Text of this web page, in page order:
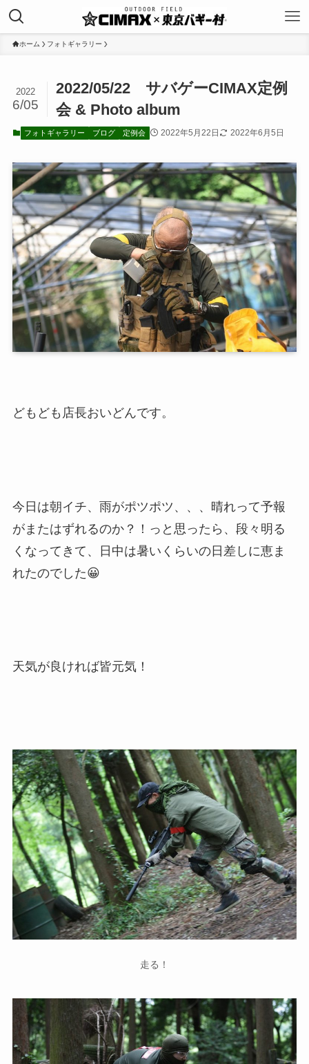
ホーム フォトギャラリー
2022/05/22 サバゲーCIMAX定例
会 & Photo album
2022
6/05
フォトギャラリー ブログ 定例会 2022年5月22日 2022年6月5日
どもども店長おいどんです。
今日は朝イチ、雨がポツポツ、、、晴れって予報
がまたはずれるのか？！っと思ったら、段々明る
くなってきて、日中は暑いくらいの日差しに恵ま
れたのでした😀
天気が良ければ皆元気！
走る！